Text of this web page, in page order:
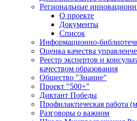
Региональные
О проекте
Документы
Список
Информационно-
Оценка качества
Реестр экспертов и
качеством образования
Общество "Знание"
Проект "500+"
Диктант Победы
Профилактическая работа
Разговоры о важном